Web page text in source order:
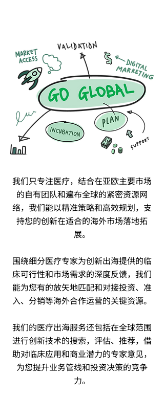
我们只专注医疗，结合在亚欧主要市场
的自有团队和遍布全球的紧密资源网
络，我们能以精准策略和高效规划，支
持您的创新在适合的海外市场落地拓
展。​
围绕细分医疗专家为创新出海提供的临
床可行性和市场需求的深度反馈，我们
能为您有的放矢地匹配和对接投资、准
入、分销等海外合作运营的关键资源。​
我们的医疗出海服务还包括在全球范围
进行创新技术的搜索，评估、推荐，借
助对临床应用和商业潜力的专家意见，
为您提升业务管线和投资决策的竞争
力。​